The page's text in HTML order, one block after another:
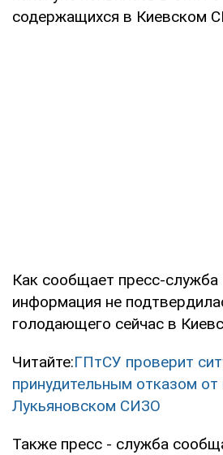
содержащихся в Киевском
Как сообщает пресс-
информация не
голодающего сейчас в
Читайте:ГПтСУ проверит
принудительным отказом от
Лукьяновском СИЗО
Также пресс - служба